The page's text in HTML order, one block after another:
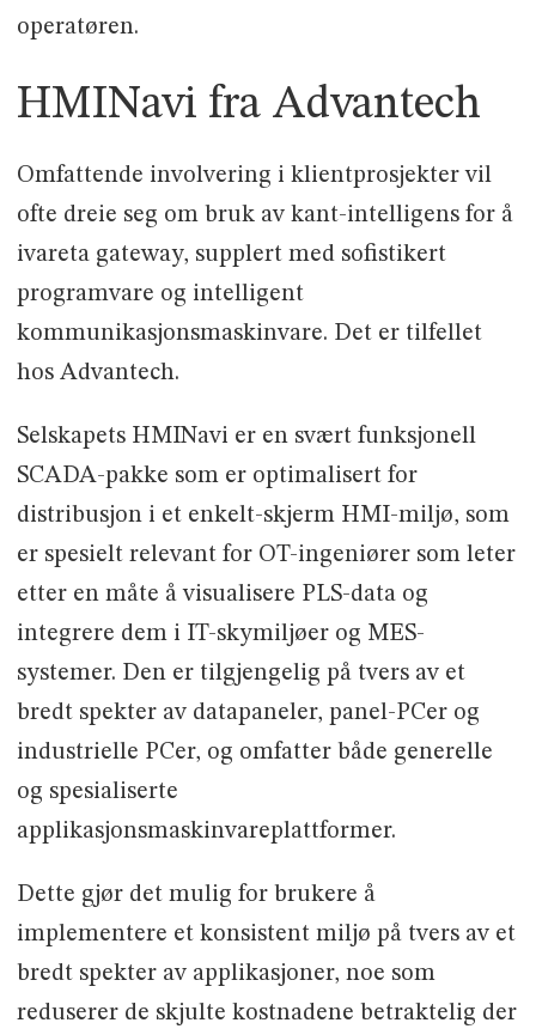
operatøren.
HMINavi fra Advantech
Omfattende involvering i klientprosjekter vil
ofte dreie seg om bruk av kant-intelligens for å
ivareta gateway, supplert med sofistikert
programvare og intelligent
kommunikasjonsmaskinvare. Det er tilfellet
hos Advantech.
Selskapets HMINavi er en svært funksjonell
SCADA-pakke som er optimalisert for
distribusjon i et enkelt-skjerm HMI-miljø, som
er spesielt relevant for OT-ingeniører som leter
etter en måte å visualisere PLS-data og
integrere dem i IT-skymiljøer og MES-
systemer. Den er tilgjengelig på tvers av et
bredt spekter av datapaneler, panel-PCer og
industrielle PCer, og omfatter både generelle
og spesialiserte
applikasjonsmaskinvareplattformer.
Dette gjør det mulig for brukere å
implementere et konsistent miljø på tvers av et
bredt spekter av applikasjoner, noe som
reduserer de skjulte kostnadene betraktelig der